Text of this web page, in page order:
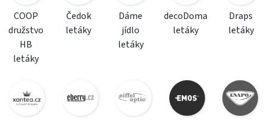
COOP
družstvo
HB
letáky
Čedok
letáky
Dáme
jídlo
letáky
decoDoma
letáky
Draps
letáky